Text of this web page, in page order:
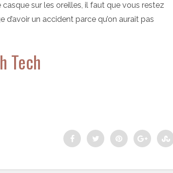
sur les oreilles, il faut que vous restez
un accident parce qu’on aurait pas
Tech